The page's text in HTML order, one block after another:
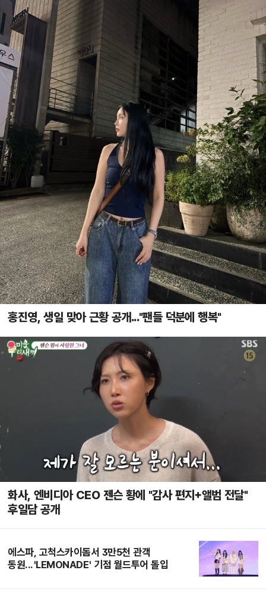
홍진영, 생일 맞아 근황 공개..."팬들 덕분에 행복"
화사, 엔비디아 CEO 젠슨 황에 "감사 편지+앨범 전달"
후일담 공개
에스파, 고척스카이돔서 3만5천 관객
동원...'LEMONADE' 기점 월드투어 돌입